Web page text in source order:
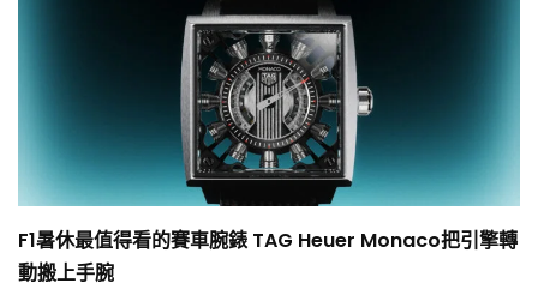
F1暑休最值得看的賽車腕錶 TAG Heuer Monaco把引擎轉
動搬上手腕